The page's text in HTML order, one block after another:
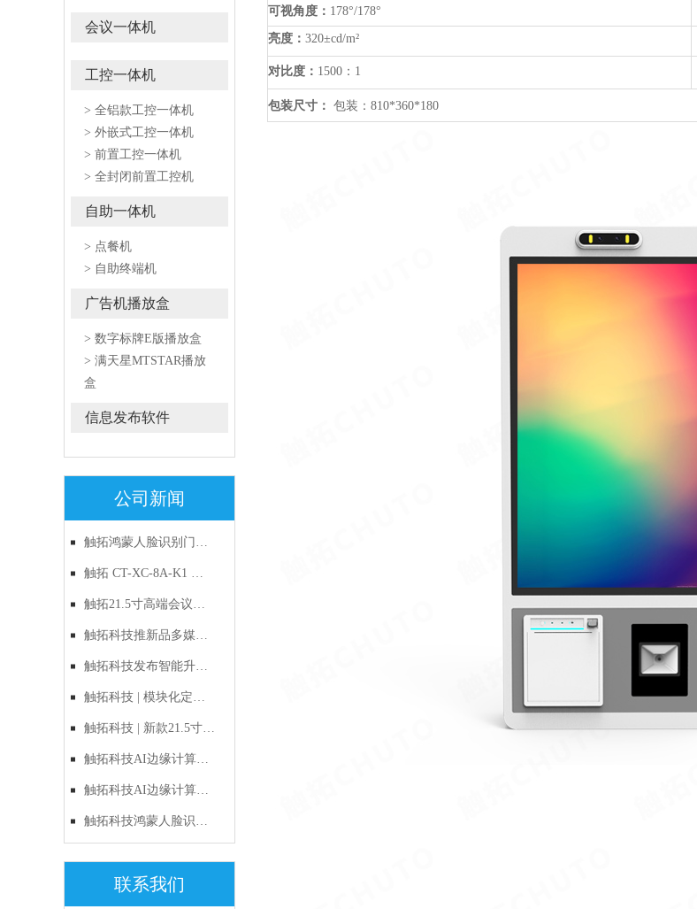
会议一体机
工控一体机
> 全铝款工控一体机
> 外嵌式工控一体机
> 前置工控一体机
> 全封闭前置工控机
自助一体机
> 点餐机
> 自助终端机
广告机播放盒
> 数字标牌E版播放盒
> 满天星MTSTAR播放
盒
信息发布软件
公司新闻
触拓鸿蒙人脸识别门
禁：以自主RISC-V与鸿
蒙原生生态，定义国产
化出入口管理新标准
触拓 CT-XC-8A-K1 鸿
蒙人脸识别一体机｜新
品上市
触拓21.5寸高端会议预
约屏CT-215H1产品技术
与应用方案
触拓科技推新品多媒体
电子讲台，多屏联动与
智能升降双管齐下
触拓科技发布智能升降
电子讲台，多媒体多屏
交互重新定义会议
触拓科技 | 模块化定制
时代的破局者：新款
21.5寸多功能会议预约
屏全面解析
触拓科技 | 新款21.5寸智
能会议预约屏重磅上
市：以硬件之美，重塑
企业智慧办公新生态
触拓科技AI边缘计算
盒：让机器"长眼睛"，
让监控"会思考"
触拓科技AI边缘计算
盒：边缘AI时代的选
触拓科技鸿蒙人脸识别
漫”遇见“数字安全”
联系我们
可视角度： 178°/178°
亮度： 320±cd/m²
对比度： 1500 ： 1
包装尺寸： 包装： 810*360*180